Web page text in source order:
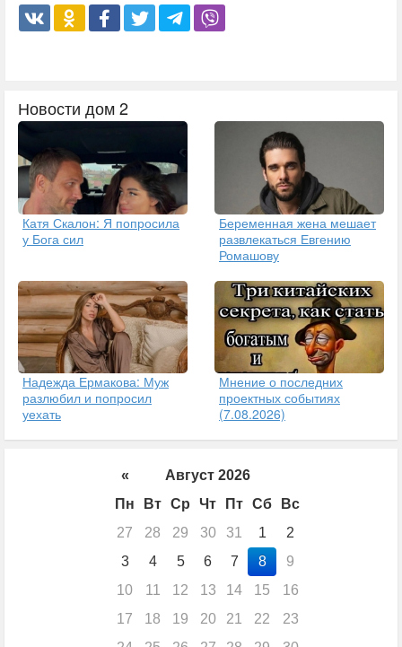
Новости дом 2
Катя Скалон: Я попросила
у Бога сил
Беременная жена мешает
развлекаться Евгению
Ромашову
Надежда Ермакова: Муж
разлюбил и попросил
уехать
Мнение о последних
проектных событиях
(7.08.2026)
«
Август 2026
Пн
Вт Ср Чт Пт Сб
Вс
27
28 29 30 31 1
2
3
4 5 6 7 8
9
10
11 12 13 14 15
16
17
18 19 20 21 22
23